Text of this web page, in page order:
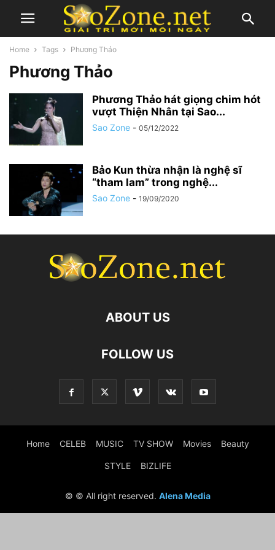
Home Tags Phương Thảo
Phương Thảo
Phương Thảo hát giọng chim hót
vượt Thiện Nhân tại Sao...
Sao Zone - 05/12/2022
Bảo Kun thừa nhận là nghệ sĩ
“tham lam” trong nghệ...
Sao Zone - 19/09/2020
ABOUT US
FOLLOW US
Home CELEB MUSIC TV SHOW Movies Beauty
STYLE BIZLIFE
© © All right reserved. Alena Media